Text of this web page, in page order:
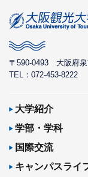
〒590-0493 大阪府
TEL：072-453-8222
大学紹介
学部・学科
国際交流
キャンパスライ